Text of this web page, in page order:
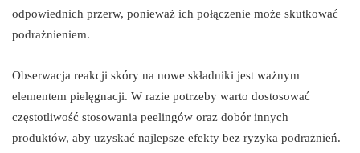
odpowiednich przerw, ponieważ ich połączenie może skutkować
podrażnieniem.
Obserwacja reakcji skóry na nowe składniki jest ważnym
elementem pielęgnacji. W razie potrzeby warto dostosować
częstotliwość stosowania peelingów oraz dobór innych
produktów, aby uzyskać najlepsze efekty bez ryzyka podrażnień.